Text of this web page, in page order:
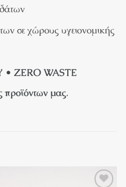
σε χώρους υγειονομικής
• ZERO WASTE
μας.